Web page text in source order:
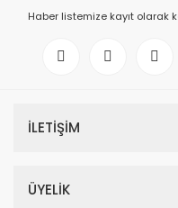
Haber listemize kayıt
İLETİŞİM
ÜYELİK